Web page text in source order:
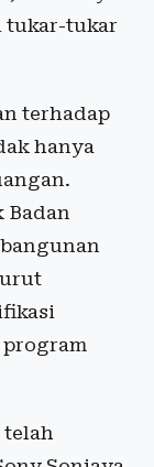
tukar-tukar
terhadap
hanya
Badan
telah